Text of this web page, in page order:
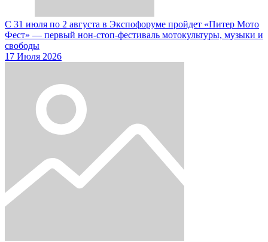
С 31 июля по 2 августа в Экспофоруме пройдет «Питер Мото
Фест» — первый нон-стоп-фестиваль мотокультуры, музыки и
свободы
17 Июля 2026